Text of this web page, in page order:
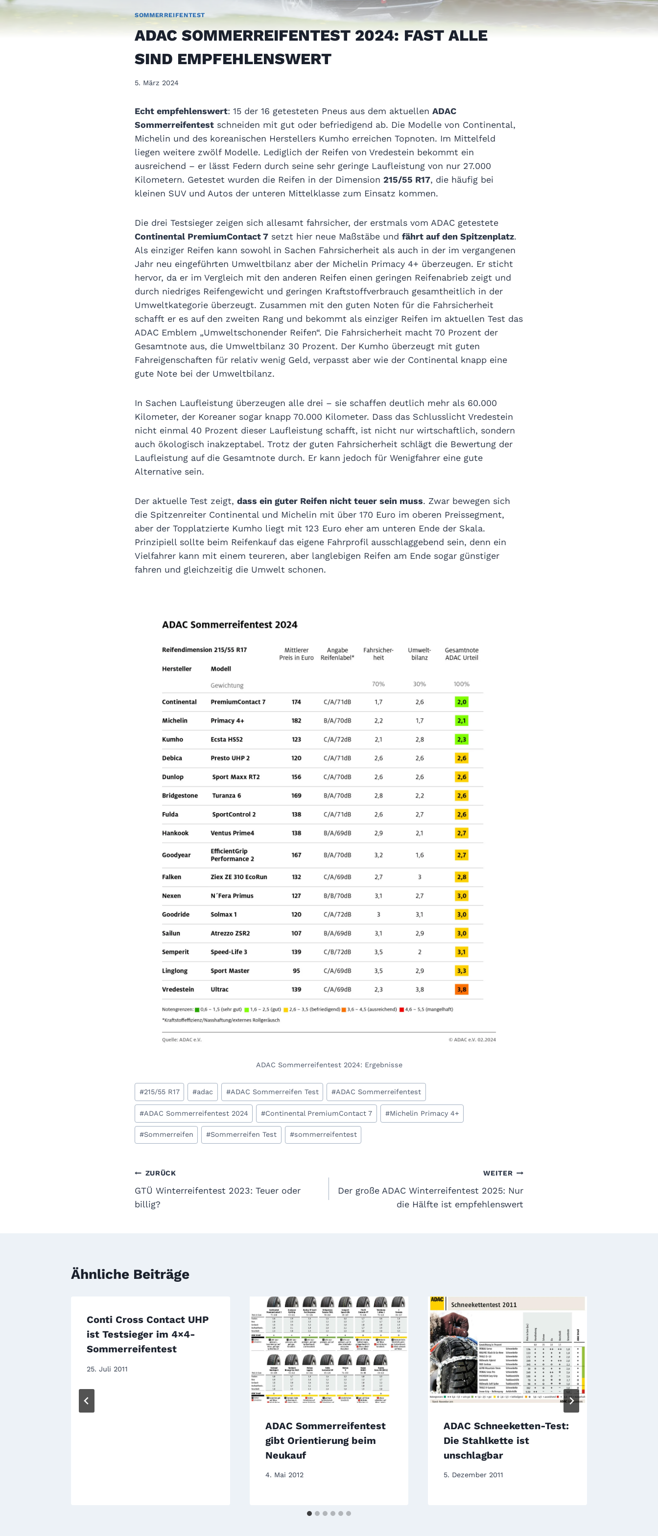
SOMMERREIFENTEST
ADAC SOMMERREIFENTEST 2024: FAST ALLE
SIND EMPFEHLENSWERT
5. März 2024
Echt empfehlenswert: 15 der 16 getesteten Pneus aus dem aktuellen ADAC
Sommerreifentest schneiden mit gut oder befriedigend ab. Die Modelle von Continental,
Michelin und des koreanischen Herstellers Kumho erreichen Topnoten. Im Mittelfeld
liegen weitere zwölf Modelle. Lediglich der Reifen von Vredestein bekommt ein
ausreichend – er lässt Federn durch seine sehr geringe Laufleistung von nur 27.000
Kilometern. Getestet wurden die Reifen in der Dimension 215/55 R17, die häufig bei
kleinen SUV und Autos der unteren Mittelklasse zum Einsatz kommen.
Die drei Testsieger zeigen sich allesamt fahrsicher, der erstmals vom ADAC getestete
Continental PremiumContact 7 setzt hier neue Maßstäbe und fährt auf den Spitzenplatz.
Als einziger Reifen kann sowohl in Sachen Fahrsicherheit als auch in der im vergangenen
Jahr neu eingeführten Umweltbilanz aber der Michelin Primacy 4+ überzeugen. Er sticht
hervor, da er im Vergleich mit den anderen Reifen einen geringen Reifenabrieb zeigt und
durch niedriges Reifengewicht und geringen Kraftstoffverbrauch gesamtheitlich in der
Umweltkategorie überzeugt. Zusammen mit den guten Noten für die Fahrsicherheit
schafft er es auf den zweiten Rang und bekommt als einziger Reifen im aktuellen Test das
ADAC Emblem „Umweltschonender Reifen“. Die Fahrsicherheit macht 70 Prozent der
Gesamtnote aus, die Umweltbilanz 30 Prozent. Der Kumho überzeugt mit guten
Fahreigenschaften für relativ wenig Geld, verpasst aber wie der Continental knapp eine
gute Note bei der Umweltbilanz.
In Sachen Laufleistung überzeugen alle drei – sie schaffen deutlich mehr als 60.000
Kilometer, der Koreaner sogar knapp 70.000 Kilometer. Dass das Schlusslicht Vredestein
nicht einmal 40 Prozent dieser Laufleistung schafft, ist nicht nur wirtschaftlich, sondern
auch ökologisch inakzeptabel. Trotz der guten Fahrsicherheit schlägt die Bewertung der
Laufleistung auf die Gesamtnote durch. Er kann jedoch für Wenigfahrer eine gute
Alternative sein.
Der aktuelle Test zeigt, dass ein guter Reifen nicht teuer sein muss. Zwar bewegen sich
die Spitzenreiter Continental und Michelin mit über 170 Euro im oberen Preissegment,
aber der Topplatzierte Kumho liegt mit 123 Euro eher am unteren Ende der Skala.
Prinzipiell sollte beim Reifenkauf das eigene Fahrprofil ausschlaggebend sein, denn ein
Vielfahrer kann mit einem teureren, aber langlebigen Reifen am Ende sogar günstiger
fahren und gleichzeitig die Umwelt schonen.
ADAC Sommerreifentest 2024: Ergebnisse
Schlagworte:
#215/55 R17 #adac #ADAC Sommerreifen Test #ADAC Sommerreifentest
#ADAC Sommerreifentest 2024 #Continental PremiumContact 7 #Michelin Primacy 4+
#Sommerreifen #Sommerreifen Test #sommerreifentest
Beitragsnavigation
ZURÜCK
GTÜ Winterreifentest 2023: Teuer oder
billig?
WEITER
Der große ADAC Winterreifentest 2025: Nur
die Hälfte ist empfehlenswert
Ähnliche Beiträge
Conti Cross Contact UHP
ist Testsieger im 4×4-
Sommerreifentest
25. Juli 2011
ADAC Sommerreifentest
gibt Orientierung beim
Neukauf
4. Mai 2012
ADAC Schneeketten-Test:
Die Stahlkette ist
unschlagbar
5. Dezember 2011